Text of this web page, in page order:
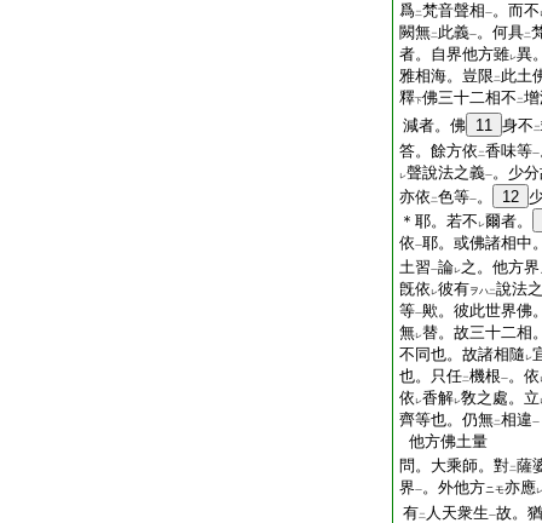
爲二梵音聲相一。而不
闕無二 此義一。何具二
者。自界他方雖レ異
雅相海。豈限 二 此土
釋下佛三十二相不 二
減者。佛 11 身不 二
答。餘方依 二香味等一
レ聲說法之義一。少
亦依 二色等一。 12
＊耶。若不 レ爾者。
依一耶。或佛諸相中
土習一論レ之。他方界
旣依 レ彼有ヲハ二說法
等一歟。彼此世界佛
無レ替。故三十二相
不同也。故諸相隨 レ
也。只任二機根一。依
依 レ香解レ敎之處。立
齊等也。仍無二相違一
他方佛土量
問。大乘師。對二薩
界一。外他方ニモ亦應レ
有二 人天衆生一故。